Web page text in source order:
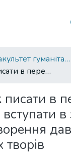
001. Факультет гуманітарних наук
"Овогда ж писати в передняя, овогда же вступати в задняя": про техніку створення давньоруських історичних творів
в
творів